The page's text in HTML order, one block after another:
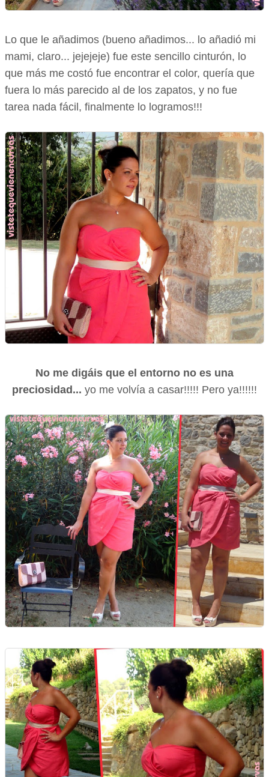
Lo que le añadimos (bueno añadimos... lo añadió mi
mami, claro... jejejeje) fue este sencillo cinturón, lo
que más me costó fue encontrar el color, quería que
fuera lo más parecido al de los zapatos, y no fue
tarea nada fácil, finalmente lo logramos!!!
No me digáis que el entorno no es una
preciosidad... yo me volvía a casar!!!!! Pero ya!!!!!!